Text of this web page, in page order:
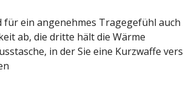
ein angenehmes Tragegefühl
ab, die dritte hält die Wärme
in der Sie eine Kurzwaffe